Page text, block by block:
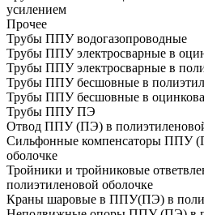
усилением
Прочее
Трубы ППУ водогазопроводные
Трубы ППУ электросварные в
Трубы ППУ электросварные в
Трубы ППУ бесшовные в
Трубы ППУ бесшовные в
Трубы ППУ ПЭ
Отвод ППУ (ПЭ) в
Сильфонные компенсаторы ППУ
оболочке
Тройники и тройниковые
полиэтиленовой оболочке
Краны шаровые в ППУ(ПЭ) в